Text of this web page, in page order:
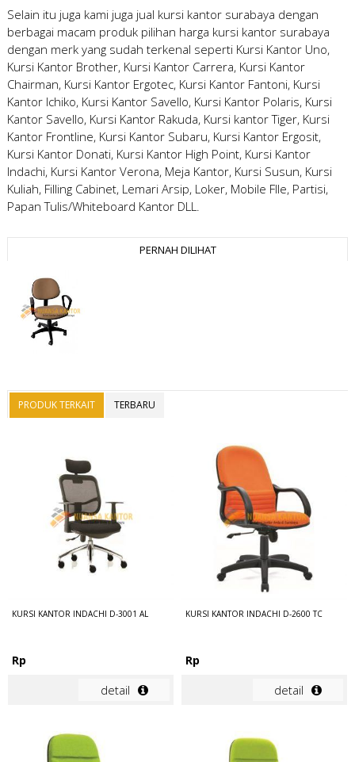
Selain itu juga kami juga jual kursi kantor surabaya dengan
berbagai macam produk pilihan harga kursi kantor surabaya
dengan merk yang sudah terkenal seperti Kursi Kantor Uno,
Kursi Kantor Brother, Kursi Kantor Carrera, Kursi Kantor
Chairman, Kursi Kantor Ergotec, Kursi Kantor Fantoni, Kursi
Kantor Ichiko, Kursi Kantor Savello, Kursi Kantor Polaris, Kursi
Kantor Savello, Kursi Kantor Rakuda, Kursi kantor Tiger, Kursi
Kantor Frontline, Kursi Kantor Subaru, Kursi Kantor Ergosit,
Kursi Kantor Donati, Kursi Kantor High Point, Kursi Kantor
Indachi, Kursi Kantor Verona, Meja Kantor, Kursi Susun, Kursi
Kuliah, Filling Cabinet, Lemari Arsip, Loker, Mobile FIle, Partisi,
Papan Tulis/Whiteboard Kantor DLL.
PERNAH DILIHAT
PRODUK TERKAIT TERBARU
KURSI KANTOR INDACHI D-3001 AL
Rp
detail
KURSI KANTOR INDACHI D-2600 TC
Rp
detail